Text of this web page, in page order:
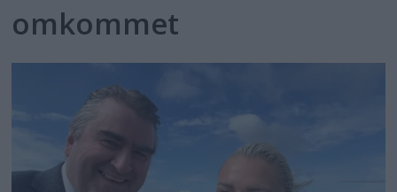
omkommet